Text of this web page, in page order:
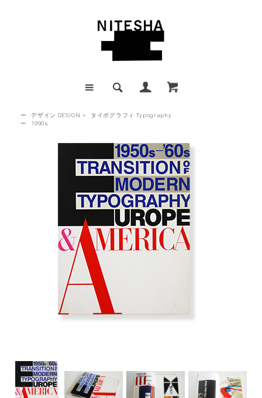
ー デザイン DESIGN >
タイポグラフィ Typography
ー
1990s